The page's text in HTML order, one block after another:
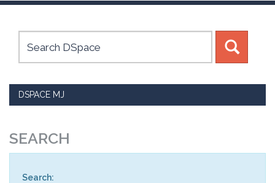
Canais
DSPACE MJ
SEARCH
Search: